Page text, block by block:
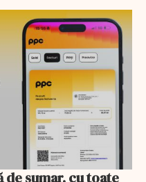
de sumar, cu toate